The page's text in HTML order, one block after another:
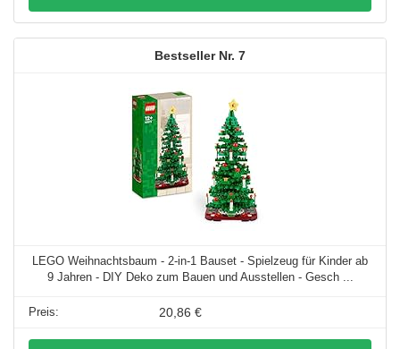
7
LEGO Weihnachtsbaum - 2-in-1 Bauset - Spielzeug für Kinder ab
9 Jahren - DIY Deko zum Bauen und Ausstellen - Gesch ...
20,86 €